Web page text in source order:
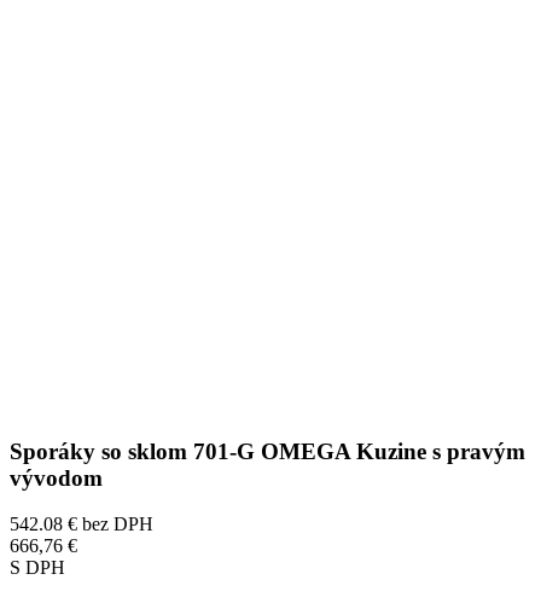
Sporáky so sklom 701-G OMEGA Kuzine s pravým
vývodom
542.08 € bez DPH
666,76 €
S DPH